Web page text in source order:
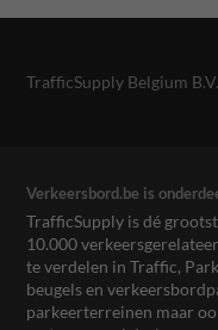
TrafficSupply Belgium
Verkeersbord.be is
TrafficSupply is dé
10.000
te verdelen in Traffic,
beugels en
parkeerterreinen maar